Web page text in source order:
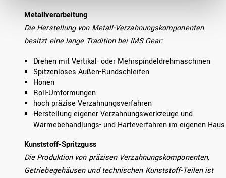
Metallverarbeitung
Die Herstellung von Metall-Verzahnungskomponenten
besitzt eine lange Tradition bei IMSGear:
Drehen mit Vertikal- oder Mehrspindeldrehmaschinen
Spitzenloses Außen-Rundschleifen
Honen
Roll-Umformungen
hoch präzise Verzahnungsverfahren
Herstellung eigener Verzahnungswerkzeuge und
Wärmebehandlungs- und Härteverfahren im eigenen Haus
Kunststoff-Spritzguss
Die Produktion von präzisen Verzahnungskomponenten,
Getriebegehäusen und technischen Kunststoff-Teilen ist